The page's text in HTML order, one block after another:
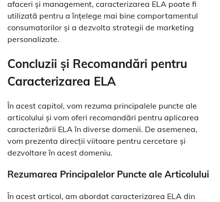
afaceri și management, caracterizarea ELA poate fi
utilizată pentru a înțelege mai bine comportamentul
consumatorilor și a dezvolta strategii de marketing
personalizate.
Concluzii și Recomandări pentru
Caracterizarea ELA
În acest capitol, vom rezuma principalele puncte ale
articolului și vom oferi recomandări pentru aplicarea
caracterizării ELA în diverse domenii. De asemenea,
vom prezenta direcții viitoare pentru cercetare și
dezvoltare în acest domeniu.
Rezumarea Principalelor Puncte ale Articolului
În acest articol, am abordat caracterizarea ELA din